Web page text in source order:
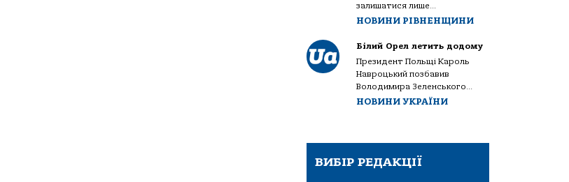
залишатися лише...
НОВИНИ РІВНЕНЩИНИ
Білий Орел летить додому
Президент Польщі Кароль
Навроцький позбавив
Володимира Зеленського...
НОВИНИ УКРАЇНИ
ВИБІР РЕДАКЦІЇ